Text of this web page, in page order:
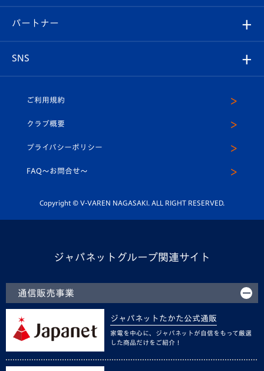
メディア
ホームタウン
マスコット紹介
平和祈念活動
ホームタウン活動
ヴィヴィくんの長崎おもてなしガイド
スタジアムグルメ
V-LOVERS（ファンクラブ）
プレイヤーズスイート
店舗情報
育成からのお知らせ
U-18
スクール
パートナー
SNS
ヴィヴィくんインスタグラム
公式LINE＠
ご利用規約
クラブ概要
プライバシーポリシー
FAQ〜お問合せ〜
Copyright © V-VAREN NAGASAKI. ALL RIGHT RESERVED.
ジャパネットグループ関連サイト
通信販売事業
ジャパネットたかた公式通販
家電を中心に、ジャパネットが自信をもって厳選
した商品だけをご紹介！